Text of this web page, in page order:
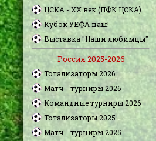
ЦСКА - XX век (ПФК ЦСКА)
Кубок УЕФА наш!
Выставка "Наши любимцы"
Россия 2025-2026
Тотализаторы 2026
Матч - турниры 2026
Командные турниры 2026
Тотализаторы 2025
Матч - турниры 2025